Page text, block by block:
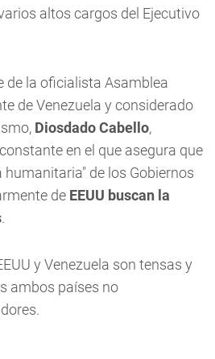
altos cargos del Ejecutivo
de la oficialista Asamblea
de Venezuela y considerado
Diosdado Cabello,
en el que asegura que
humanitaria" de los Gobiernos
de EEUU buscan la
.
y Venezuela son tensas y
ambos países no